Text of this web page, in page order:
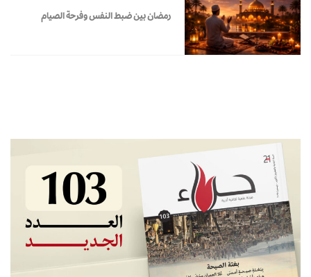
رمضان بين ضبط النفس وفرحة الصيام